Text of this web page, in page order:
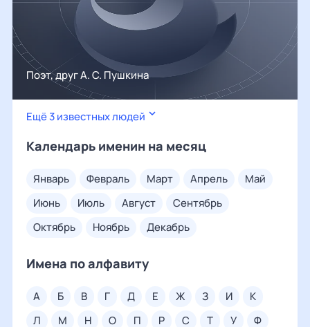
Поэт, друг А. С. Пушкина
Ещё 3 известных людей
Календарь именин на месяц
январь февраль март апрель
май
июнь
июль август
сентябрь
октябрь
ноябрь декабрь
Имена по алфавиту
а б в г д е ж з и
к
л
м н о п р с т у ф